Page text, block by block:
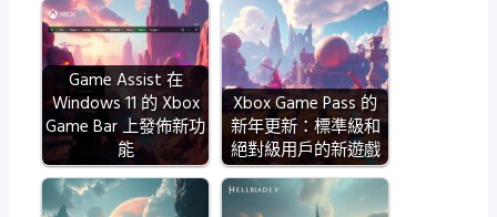
Game Assist 在
Windows 11 的 Xbox
Game Bar 上發佈新功
能
Xbox Game Pass 的
新年更新：標準級和
絕對級用戶的新遊戲